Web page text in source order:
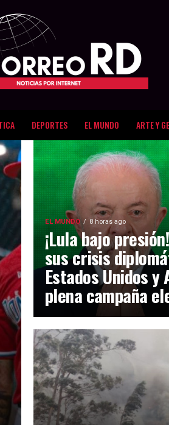
DEPORTES EL MUNDO ARTE Y
EL MUNDO 8 horas ago
¡Lula bajo
sus crisis
Estados Unidos
plena campaña